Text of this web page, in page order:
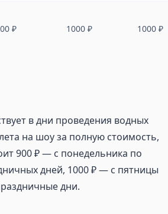
₽ 1000 ₽ 1000 ₽
в дни проведения водных
на шоу за полную стоимость,
900 ₽ — с понедельника по
дней, 1000 ₽ — с пятницы
дни.